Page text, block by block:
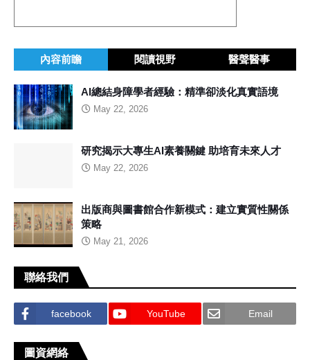
內容前瞻 閱讀視野 醫聲醫事
AI總結身障學者經驗：精準卻淡化真實語境
May 22, 2026
研究揭示大專生AI素養關鍵 助培育未來人才
May 22, 2026
出版商與圖書館合作新模式：建立實質性關係
策略
May 21, 2026
聯絡我們
facebook YouTube Email
圖資網絡